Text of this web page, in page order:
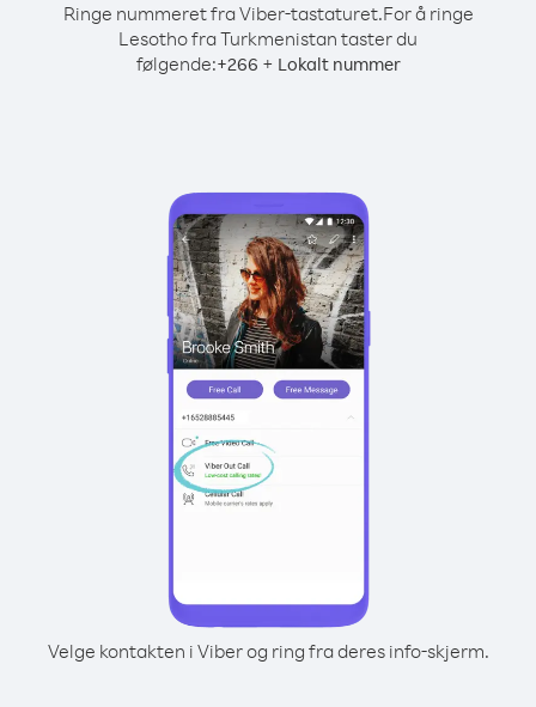
Ringe nummeret fra Viber-tastaturet.For å ringe
Lesotho fra Turkmenistan taster du
følgende:+266 + Lokalt nummer
Velge kontakten i Viber og ring fra deres info-skjerm.